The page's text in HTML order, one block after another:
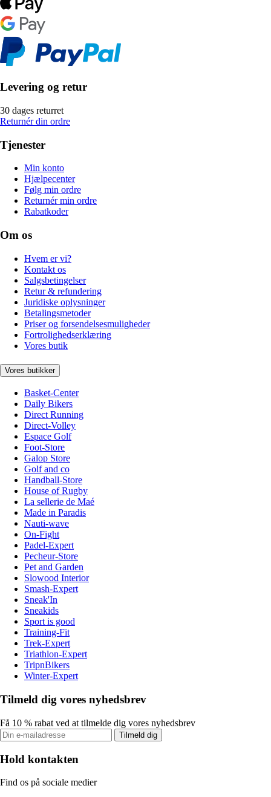
Levering og retur
30 dages returret
Returnér din ordre
Tjenester
Min konto
Hjælpecenter
Følg min ordre
Returnér min ordre
Rabatkoder
Om os
Hvem er vi?
Kontakt os
Salgsbetingelser
Retur & refundering
Juridiske oplysninger
Betalingsmetoder
Priser og forsendelsesmuligheder
Fortrolighedserklæring
Vores butik
Vores butikker
Basket-Center
Daily Bikers
Direct Running
Direct-Volley
Espace Golf
Foot-Store
Galop Store
Golf and co
Handball-Store
House of Rugby
La sellerie de Maé
Made in Paradis
Nauti-wave
On-Fight
Padel-Expert
Pecheur-Store
Pet and Garden
Slowood Interior
Smash-Expert
Sneak'In
Sneakids
Sport is good
Training-Fit
Trek-Expert
Triathlon-Expert
TripnBikers
Winter-Expert
Tilmeld dig vores nyhedsbrev
Få 10 % rabat ved at tilmelde dig vores nyhedsbrev
Tilmeld dig
Hold kontakten
Find os på sociale medier